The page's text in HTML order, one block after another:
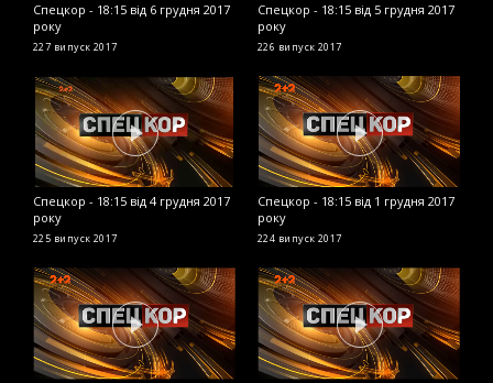
Спецкор - 18:15 від 6 грудня 2017
року
227 випуск 2017
Спецкор - 18:15 від 5 грудня 2017
року
226 випуск 2017
Спецкор - 18:15 від 4 грудня 2017
року
225 випуск 2017
Спецкор - 18:15 від 1 грудня 2017
року
224 випуск 2017